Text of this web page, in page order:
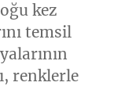
kez
temsil
renklerle